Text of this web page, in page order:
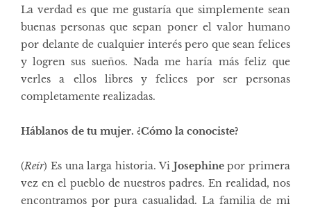
La verdad es que me gustaría que simplemente sean
buenas personas que sepan poner el valor humano
por delante de cualquier interés pero que sean felices
y logren sus sueños. Nada me haría más feliz que
verles a ellos libres y felices por ser personas
completamente realizadas.
Háblanos de tu mujer. ¿Cómo la conociste?
(Reír) Es una larga historia. Vi Josephinepor primera
vez en el pueblo de nuestros padres. En realidad, nos
encontramos por pura casualidad. La familia de mi